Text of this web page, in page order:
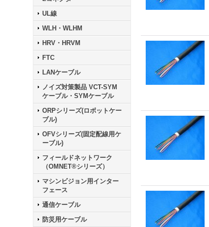
UL線
WLH・WLHM
HRV・HRVM
FTC
LANケーブル
ノイズ対策製品 VCT-SYM
ケーブル・SYMケーブル
ORPシリーズ(ロボットケー
ブル)
OFVシリーズ(固定配線用ケ
ーブル)
フィールドネットワーク
（OMNET®シリーズ）
マシンビジョン用インター
フェース
通信ケーブル
防災用ケーブル